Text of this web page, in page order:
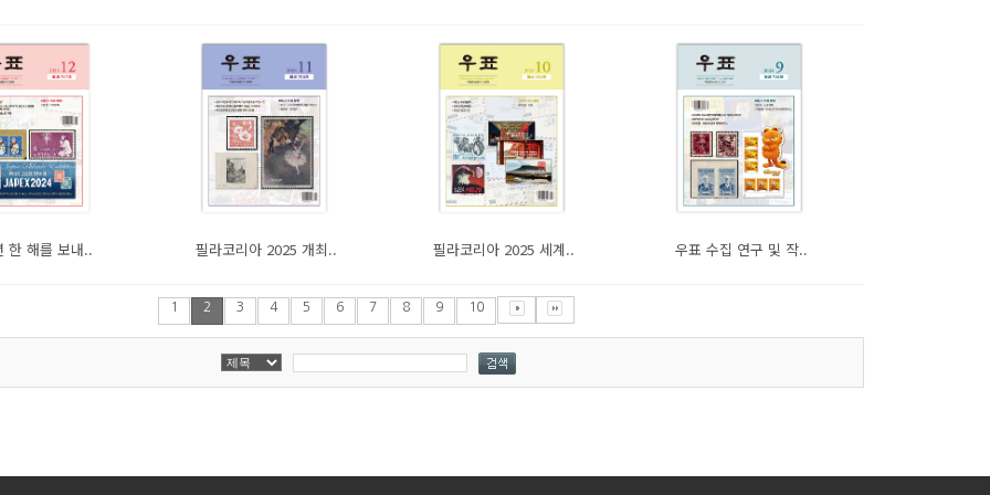
한 해를 보내.. 필라코리아 2025 개최.. 필라코리아 2025 세계.. 우표 수집 연구 및 작..
1 2 3 4 5 6 7 8 9 10